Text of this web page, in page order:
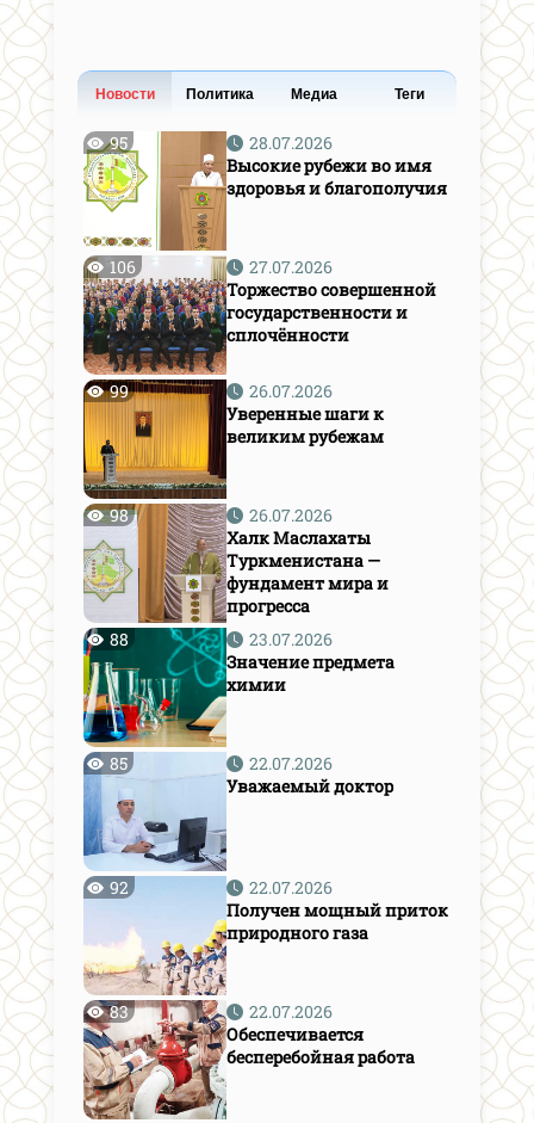
Новости Политика Медиа Теги
95
28.07.2026
Высокие рубежи во имя
здоровья и благополучия
106
27.07.2026
Торжество совершенной
государственности и
сплочённости
99
26.07.2026
Уверенные шаги к
великим рубежам
98
26.07.2026
Халк Маслахаты
Туркменистана —
фундамент мира и
прогресса
88
23.07.2026
Значение предмета
химии
85
22.07.2026
Уважаемый доктор
92
22.07.2026
Получен мощный приток
природного газа
83
22.07.2026
Обеспечивается
бесперебойная работа